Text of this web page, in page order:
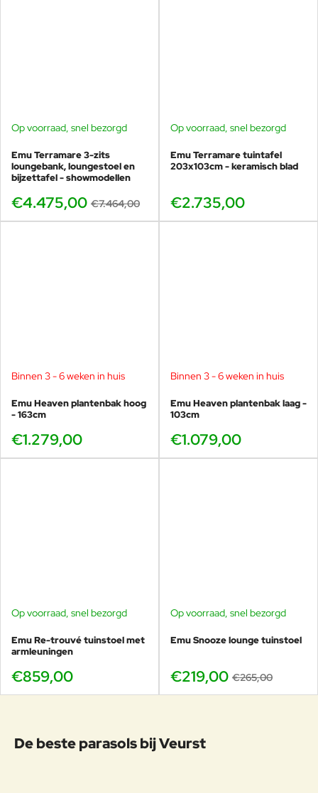
BUNDELKORTING
-40%
Op voorraad, snel bezorgd
Emu Terramare 3-zits
loungebank, loungestoel en
bijzettafel - showmodellen
€4.475,00 €7.464,00
Op voorraad, snel bezorgd
Emu Terramare tuintafel
203x103cm - keramisch blad
€2.735,00
Binnen 3 - 6 weken in huis
Emu Heaven plantenbak hoog
- 163cm
€1.279,00
Binnen 3 - 6 weken in huis
Emu Heaven plantenbak laag -
103cm
€1.079,00
Op voorraad, snel bezorgd
Emu Re-trouvé tuinstoel met
armleuningen
€859,00
-17%
Op voorraad, snel bezorgd
Emu Snooze lounge tuinstoel
€219,00 €265,00
De beste parasols bij Veurst